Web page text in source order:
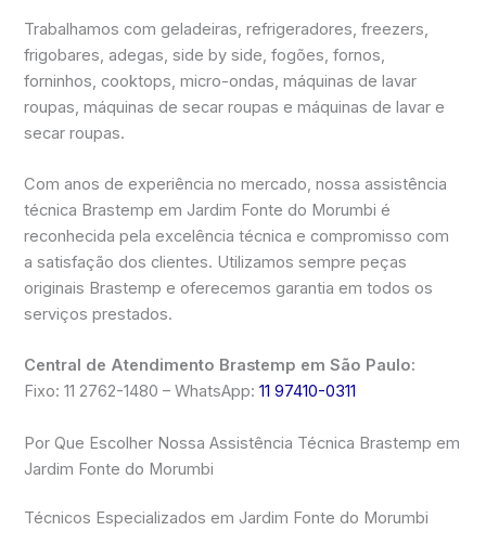
Trabalhamos com geladeiras, refrigeradores, freezers,
frigobares, adegas, side by side, fogões, fornos,
forninhos, cooktops, micro-ondas, máquinas de lavar
roupas, máquinas de secar roupas e máquinas de lavar e
secar roupas.
Com anos de experiência no mercado, nossa assistência
técnica Brastemp em Jardim Fonte do Morumbi é
reconhecida pela excelência técnica e compromisso com
a satisfação dos clientes. Utilizamos sempre peças
originais Brastemp e oferecemos garantia em todos os
serviços prestados.
Central de Atendimento Brastemp em São Paulo:
Fixo: 11 2762-1480 – WhatsApp:11 97410-0311
Por Que Escolher Nossa Assistência Técnica Brastemp em
Jardim Fonte do Morumbi
Técnicos Especializados em Jardim Fonte do Morumbi